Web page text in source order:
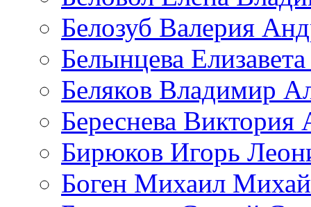
Белозуб Валерия
Белынцева
Беляков Владимир
Береснева Виктория
Бирюков Игорь
Боген Михаил